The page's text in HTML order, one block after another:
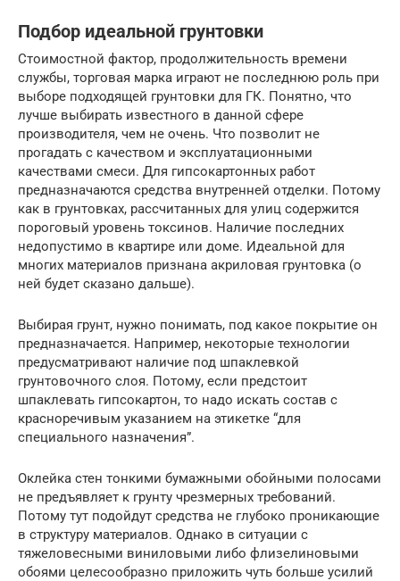
Подбор идеальной грунтовки
Стоимостной фактор, продолжительность времени
службы, торговая марка играют не последнюю роль при
выборе подходящей грунтовки для ГК. Понятно, что
лучше выбирать известного в данной сфере
производителя, чем не очень. Что позволит не
прогадать с качеством и эксплуатационными
качествами смеси. Для гипсокартонных работ
предназначаются средства внутренней отделки. Потому
как в грунтовках, рассчитанных для улиц содержится
пороговый уровень токсинов. Наличие последних
недопустимо в квартире или доме. Идеальной для
многих материалов признана акриловая грунтовка (о
ней будет сказано дальше).
Выбирая грунт, нужно понимать, под какое покрытие он
предназначается. Например, некоторые технологии
предусматривают наличие под шпаклевкой
грунтовочного слоя. Потому, если предстоит
шпаклевать гипсокартон, то надо искать состав с
красноречивым указанием на этикетке “для
специального назначения”.
Оклейка стен тонкими бумажными обойными полосами
не предъявляет к грунту чрезмерных требований.
Потому тут подойдут средства не глубоко проникающие
в структуру материалов. Однако в ситуации с
тяжеловесными виниловыми либо флизелиновыми
обоями целесообразно приложить чуть больше усилий